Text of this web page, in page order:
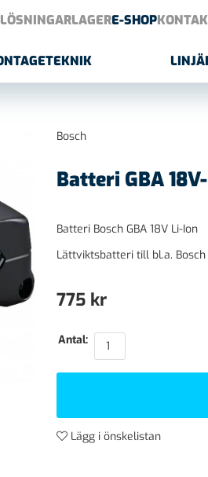
LAGERE-SHOP
Bosch
Batteri GBA
Batteri Bosch GBA 18V Li-Ion
Lättviktsbatteri till bl.a.
775 kr
Antal:
Lägg i önskelistan